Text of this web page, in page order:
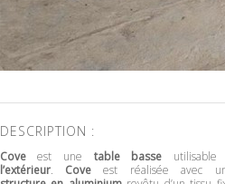
DESCRIPTION :
Coveest une table basse utilisable
l’extérieur. Coveest réalisée avec